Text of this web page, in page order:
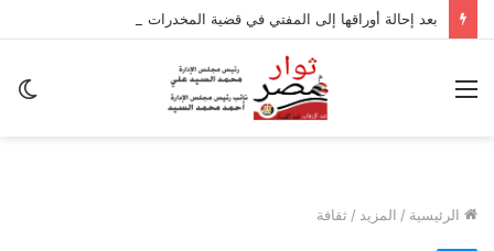
القائمة
الرئيسية / المزيد / ثقافة